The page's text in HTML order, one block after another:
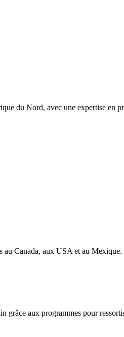
du Nord, avec une expertise en
au Canada, aux USA et au Mexique.
grâce aux programmes pour